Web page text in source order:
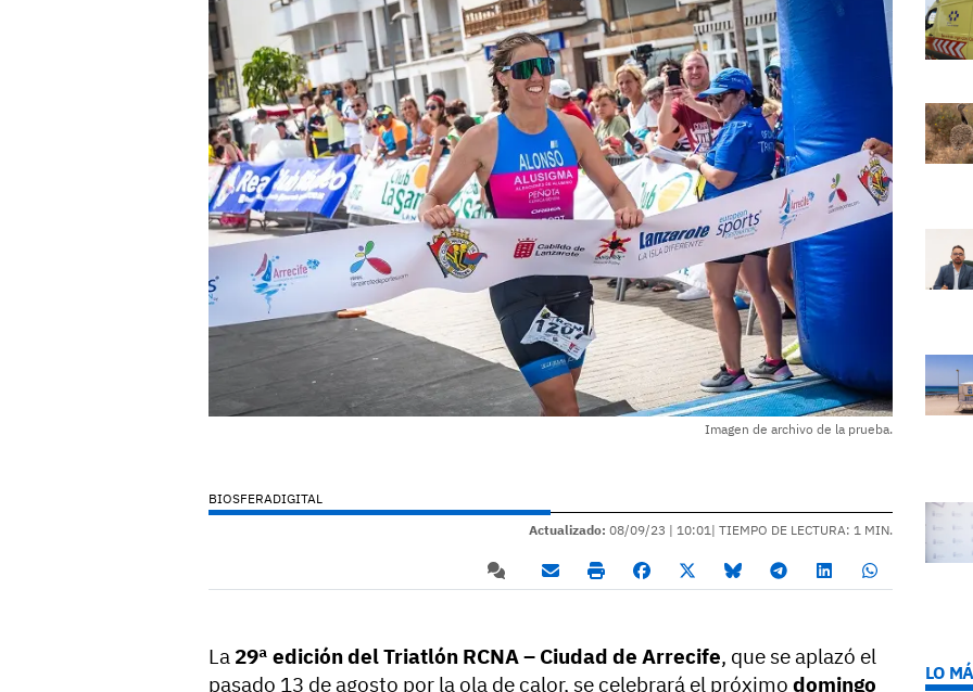
Imagen de archivo de la prueba.
BIOSFERADIGITAL
Actualizado: 08/09/23 | 10:01| TIEMPO DE LECTURA: 1 MIN.
La 29ª edición del Triatlón RCNA – Ciudad de Arrecife, que se aplazó el
pasado 13 de agosto por la ola de calor, se celebrará el próximo domingo
LO